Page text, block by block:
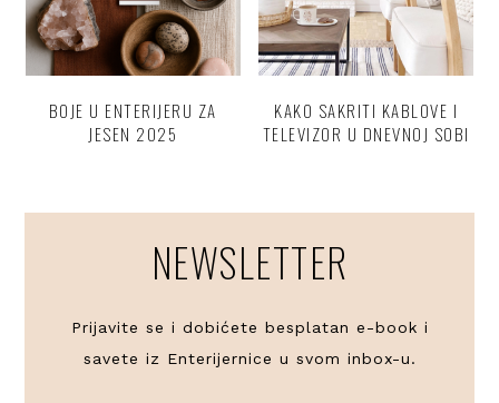
BOJE U ENTERIJERU ZA
JESEN 2025
KAKO SAKRITI KABLOVE I
TELEVIZOR U DNEVNOJ SOBI
NEWSLETTER
Prijavite se i dobićete besplatan e-book i
savete iz Enterijernice u svom inbox-u.